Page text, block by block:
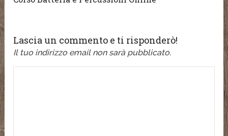
Lascia un commento e ti risponderò!
Il tuo indirizzo email non sarà pubblicato.